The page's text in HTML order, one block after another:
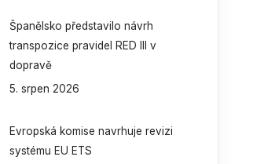
Španělsko představilo návrh
transpozice pravidel RED III v
dopravě
5. srpen 2026
Evropská komise navrhuje revizi
systému EU ETS